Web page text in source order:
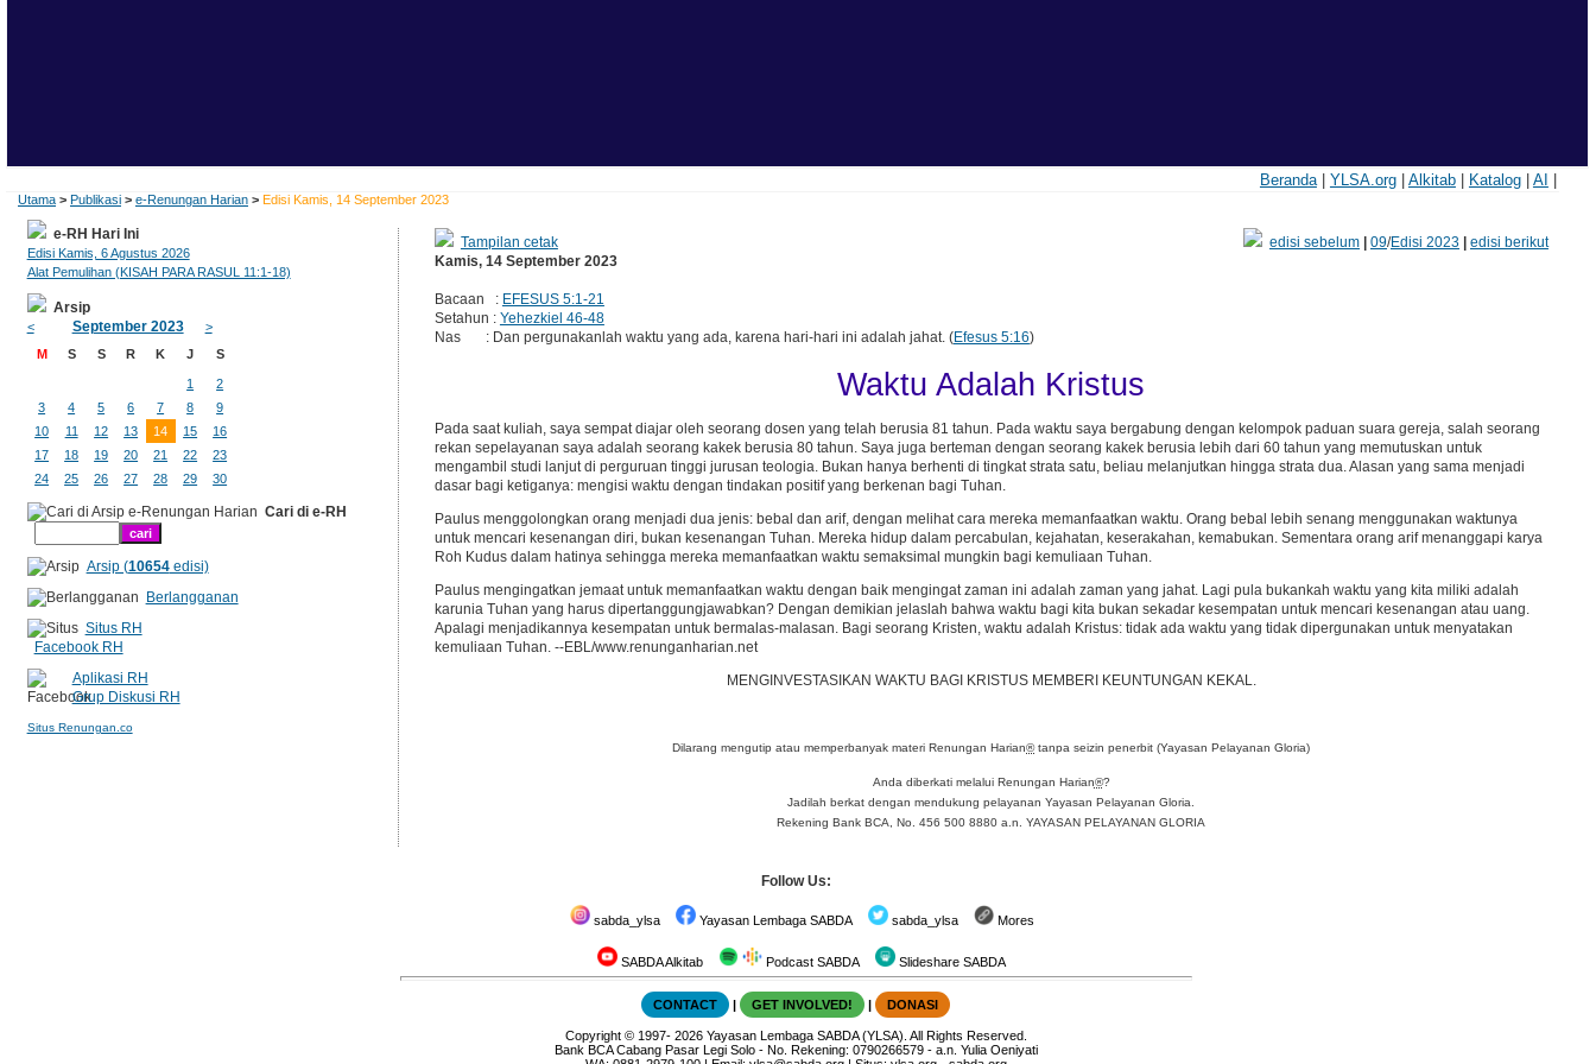
Beranda| YLSA.org| Alkitab| Katalog| AI
Utama > Publikasi > e-Renungan Harian > Edisi Kamis, 14 September 2023
Tampilan cetak edisi sebelum| 09/Edisi 2023| edisi berikut
Kamis, 14 September 2023
Bacaan : EFESUS 5:1-21
Setahun : Yehezkiel 46-48
Nas : Dan pergunakanlah waktu yang ada, karena hari-hari ini adalah jahat. (Efesus 5:16)
Waktu Adalah Kristus
Pada saat kuliah, saya sempat diajar oleh seorang dosen yang telah berusia 81 tahun. Pada waktu saya bergabung dengan kelompok paduan suara gereja, salah seorang
rekan sepelayanan saya adalah seorang kakek berusia 80 tahun. Saya juga berteman dengan seorang kakek berusia lebih dari 60 tahun yang memutuskan untuk
mengambil studi lanjut di perguruan tinggi jurusan teologia. Bukan hanya berhenti di tingkat strata satu, beliau melanjutkan hingga strata dua. Alasan yang sama menjadi
dasar bagi ketiganya: mengisi waktu dengan tindakan positif yang berkenan bagi Tuhan.
Paulus menggolongkan orang menjadi dua jenis: bebal dan arif, dengan melihat cara mereka memanfaatkan waktu. Orang bebal lebih senang menggunakan waktunya
untuk mencari kesenangan diri, bukan kesenangan Tuhan. Mereka hidup dalam percabulan, kejahatan, keserakahan, kemabukan. Sementara orang arif menanggapi karya
Roh Kudus dalam hatinya sehingga mereka memanfaatkan waktu semaksimal mungkin bagi kemuliaan Tuhan.
Paulus mengingatkan jemaat untuk memanfaatkan waktu dengan baik mengingat zaman ini adalah zaman yang jahat. Lagi pula bukankah waktu yang kita miliki adalah
karunia Tuhan yang harus dipertanggungjawabkan? Dengan demikian jelaslah bahwa waktu bagi kita bukan sekadar kesempatan untuk mencari kesenangan atau uang.
Apalagi menjadikannya kesempatan untuk bermalas-malasan. Bagi seorang Kristen, waktu adalah Kristus: tidak ada waktu yang tidak dipergunakan untuk menyatakan
kemuliaan Tuhan. --EBL/www.renunganharian.net
MENGINVESTASIKAN WAKTU BAGI KRISTUS MEMBERI KEUNTUNGAN KEKAL.
Dilarang mengutip atau memperbanyak materi Renungan Harian®tanpa seizin penerbit (Yayasan Pelayanan Gloria)
Anda diberkati melalui Renungan Harian®?
Jadilah berkat dengan mendukung pelayanan Yayasan Pelayanan Gloria.
Rekening Bank BCA, No. 456 500 8880 a.n. YAYASAN PELAYANAN GLORIA
e-RH Hari Ini
Edisi Kamis, 6 Agustus 2026
Alat Pemulihan (KISAH PARA RASUL 11:1-18)
Arsip
< September 2023
>
M
S S R K J S
1
2
3
4 5 6 7 8
9
10
11 12 13 14 15
16
17
18 19 20 21 22
23
24
25 26 27 28 29 30
Cari di e-RH
Arsip (10654edisi)
Berlangganan
Situs RH
Facebook RH
Aplikasi RH
Grup Diskusi RH
Situs Renungan.co
Follow Us:
sabda_ylsa Yayasan Lembaga SABDA sabda_ylsa Mores
SABDA Alkitab Podcast SABDA Slideshare SABDA
CONTACT | GET INVOLVED! | DONASI
Copyright© 1997- 2026 Yayasan Lembaga SABDA (YLSA). All Rights Reserved.
Bank BCA Cabang Pasar Legi Solo - No. Rekening: 0790266579 - a.n. Yulia Oeniyati